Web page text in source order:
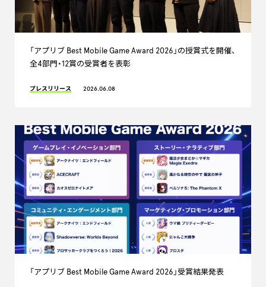
「アプリブ Best Mobile Game Award 2026」の授賞式を開催、
全4部門・12賞の受賞者を表彰
プレスリリース 2026.06.08
「アプリブ Best Mobile Game Award 2026」受賞結果発表